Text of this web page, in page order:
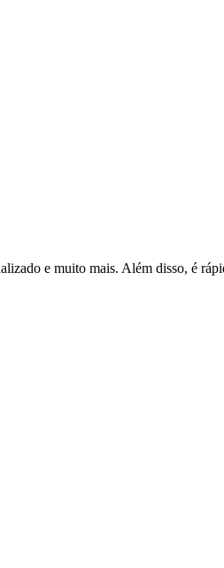
e muito mais. Além disso, é